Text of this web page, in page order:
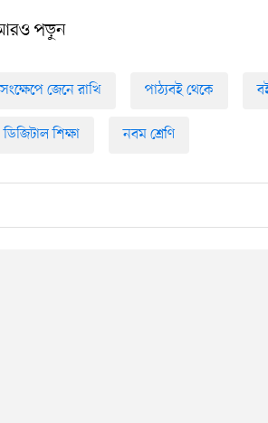
পড়ুন
সংক্ষেপে জেনে রাখি পাঠ্যবই থেকে
ডিজিটাল শিক্ষা নবম শ্রেণি